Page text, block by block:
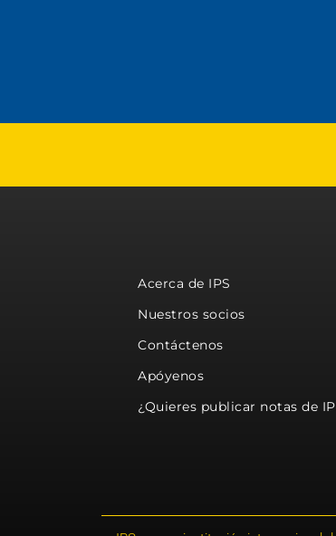
Acerca de IPS
Nuestros socios
Contáctenos
Apóyenos
¿Quieres publicar notas de